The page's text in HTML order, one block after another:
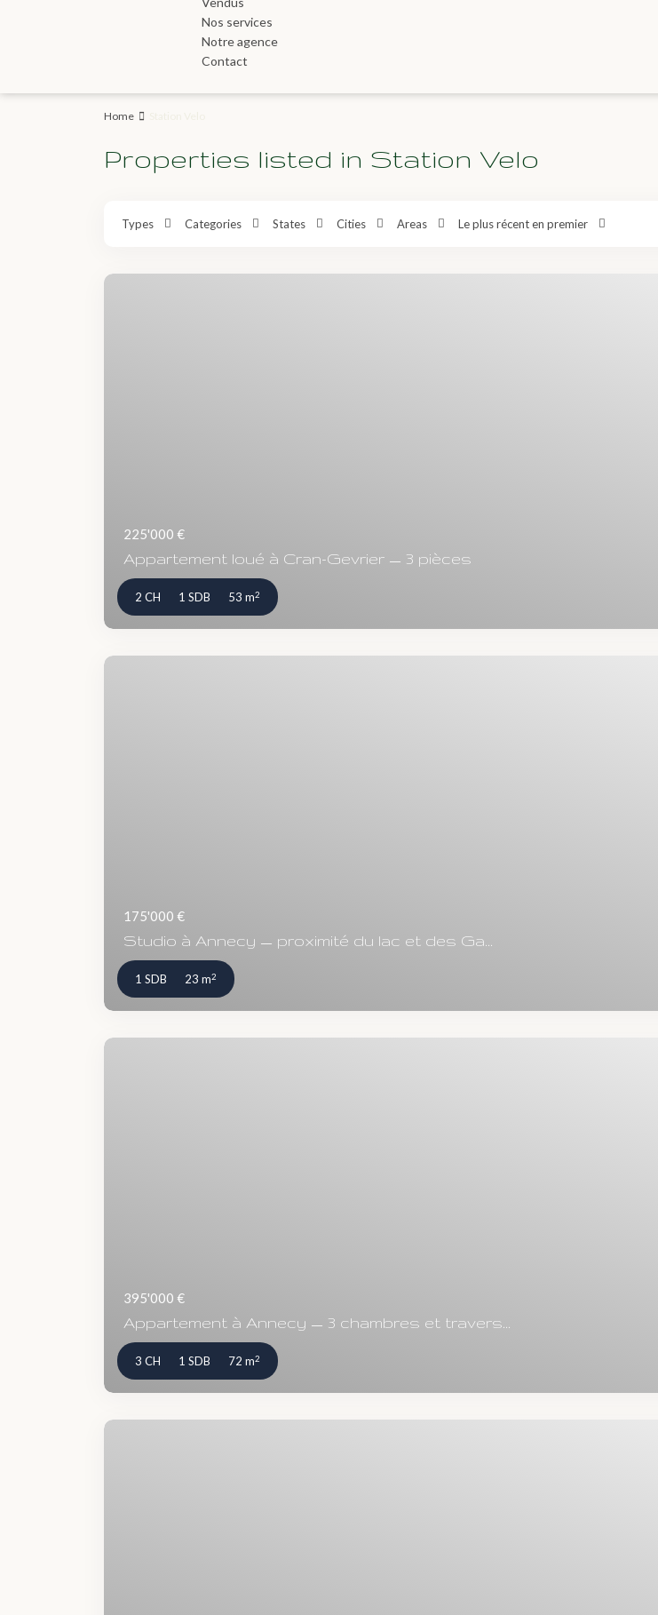
Nos services
Notre agence
Contact
Home
Properties listed in Station Velo
Types Categories States Cities Areas Le plus récent en premier
225'000 €
Appartement loué à Cran-Gevrier — 3 pièces
2 CH 1 SDB 53 m2
175'000 €
Studio à Annecy — proximité du lac et des Ga...
1 SDB 23 m2
395'000 €
Appartement à Annecy — 3 chambres et travers...
3 CH 1 SDB 72 m2